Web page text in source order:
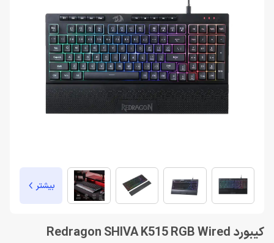
بیشتر
کیبورد Redragon SHIVA K515 RGB Wired